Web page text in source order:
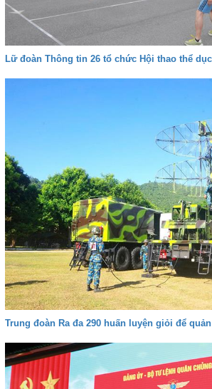
Lữ đoàn Thông tin 26 tổ chức Hội thao thể
Trung đoàn Ra đa 290 huấn luyện giỏi để